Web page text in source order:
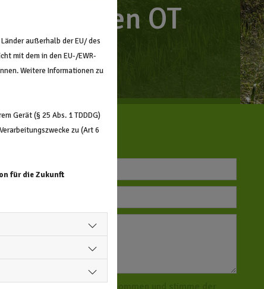
OT
außerhalb der EU/ des
mit dem in den EU-/EWR-
Weitere Informationen zu
Gerät (§ 25 Abs. 1 TDDDG)
zu (Art 6
für die Zukunft